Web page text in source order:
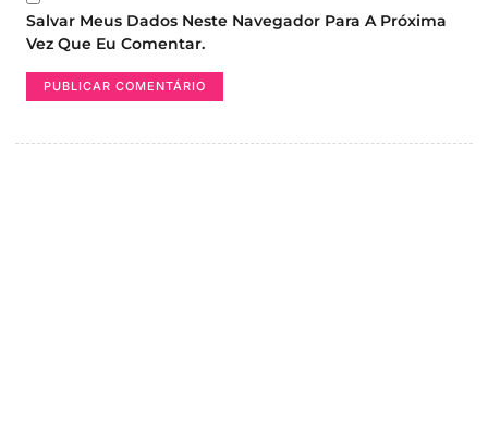
Salvar Meus Dados Neste Navegador Para A Próxima
Vez Que Eu Comentar.